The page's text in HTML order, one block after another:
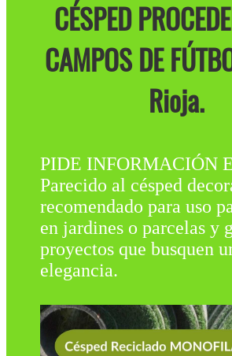
CÉSPED
CAMPOS DE
Rioja.
PIDE INFORMACIÓN
Parecido al césped
recomendado para uso
en jardines o parcelas y
proyectos que busquen
elegancia.